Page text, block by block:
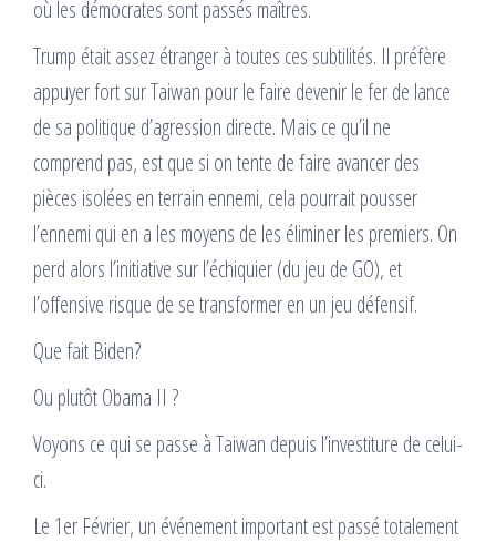
où les démocrates sont passés maîtres.
Trump était assez étranger à toutes ces subtilités. Il préfère
appuyer fort sur Taiwan pour le faire devenir le fer de lance
de sa politique d’agression directe. Mais ce qu’il ne
comprend pas, est que si on tente de faire avancer des
pièces isolées en terrain ennemi, cela pourrait pousser
l’ennemi qui en a les moyens de les éliminer les premiers. On
perd alors l’initiative sur l’échiquier (du jeu de GO), et
l’offensive risque de se transformer en un jeu défensif.
Que fait Biden?
Ou plutôt Obama II ?
Voyons ce qui se passe à Taiwan depuis l’investiture de celui-
ci.
Le 1er Février, un événement important est passé totalement